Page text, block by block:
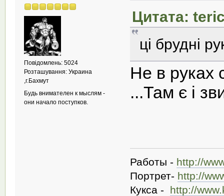
Повідомлень: 5024
Розташування: Украина
,г.Бахмут
Будь внимателен к мыслям -
они начало поступков.
Цитата:
ці брудні
Не в руках
...Там є і
Работы - http://
Портрет- http://
Кукса - http://